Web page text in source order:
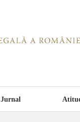
Jurnal